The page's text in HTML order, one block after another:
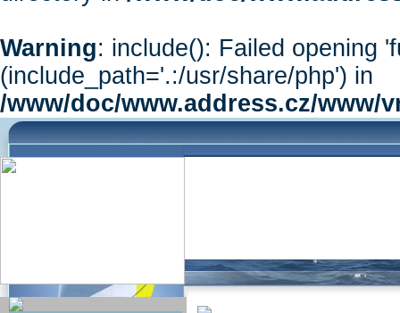
Warning: include(): Failed opening
(include_path='.:/usr/share/php') in
/www/doc/www.address.cz/www/